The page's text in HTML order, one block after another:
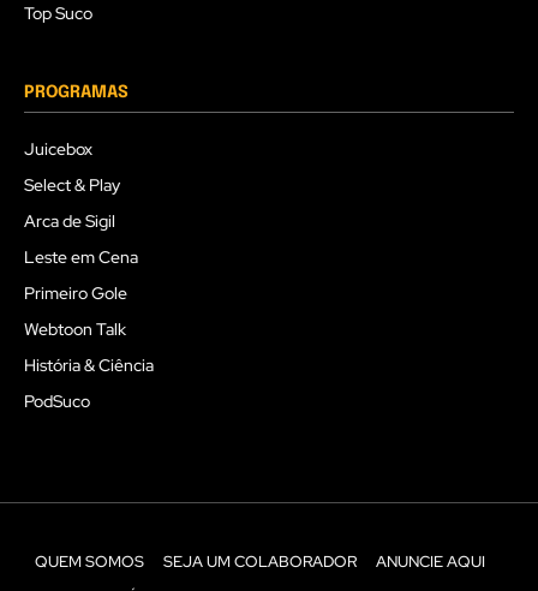
Top Suco
PROGRAMAS
Juicebox
Select & Play
Arca de Sigil
Leste em Cena
Primeiro Gole
Webtoon Talk
História & Ciência
PodSuco
QUEM SOMOS SEJA UM COLABORADOR
ANUNCIE AQUI